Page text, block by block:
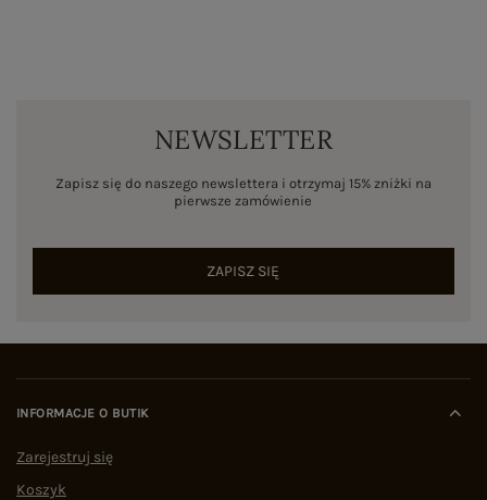
NEWSLETTER
Zapisz się do naszego newslettera i otrzymaj 15% zniżki na
pierwsze zamówienie
ZAPISZ SIĘ
INFORMACJE O BUTIK
Zarejestruj się
Koszyk